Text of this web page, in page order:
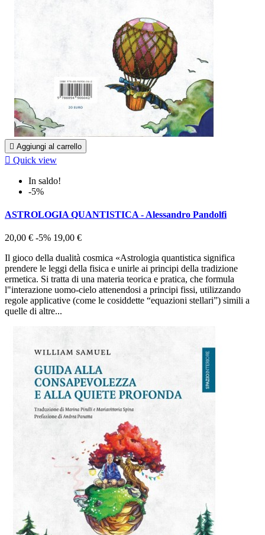
 Aggiungi al carrello
 Quick view
In saldo!
-5%
ASTROLOGIA QUANTISTICA - Alessandro Pandolfi
20,00 € -5% 19,00 €
Il gioco della dualità cosmica «Astrologia quantistica significa
prendere le leggi della fisica e unirle ai principi della tradizione
ermetica. Si tratta di una materia teorica e pratica, che formula
l"interazione uomo-cielo attenendosi a principi fissi, utilizzando
regole applicative (come le cosiddette “equazioni stellari”) simili a
quelle di altre...